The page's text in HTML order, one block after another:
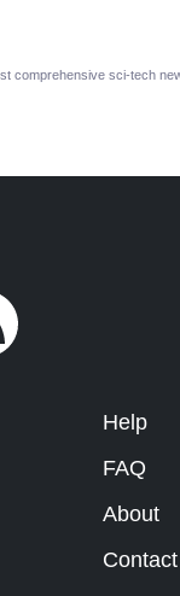
comprehensive sci-tech
Help
FAQ
About
Contact